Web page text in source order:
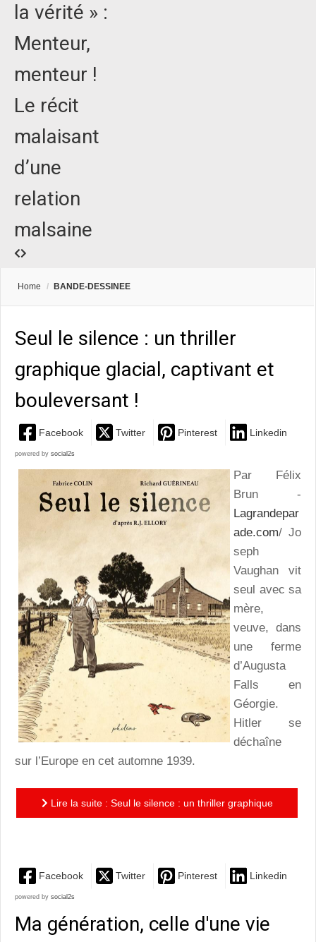
la vérité » :
Menteur,
menteur !
Le récit
malaisant
d’une
relation
malsaine
Home / BANDE-DESSINEE
Seul le silence : un thriller
graphique glacial, captivant et
bouleversant !
Facebook Twitter Pinterest Linkedin
powered by social2s
Par Félix
Brun -
Lagrandepar
ade.com/ Jo
seph
Vaughan vit
seul avec sa
mère,
veuve, dans
une ferme
d’Augusta
Falls en
Géorgie.
Hitler se
déchaîne
sur l’Europe en cet automne 1939.
Lire la suite : Seul le silence : un thriller graphique
Facebook Twitter Pinterest Linkedin
powered by social2s
Ma génération, celle d'une vie